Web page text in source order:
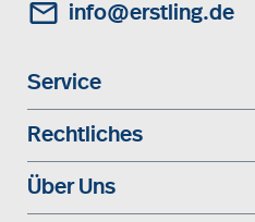
info@erstling.de
Service
Rechtliches
Über Uns